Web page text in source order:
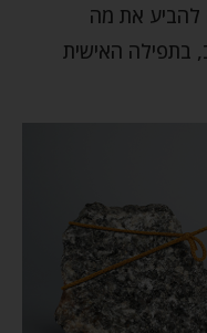
להביע את מה
בתפילה האישית